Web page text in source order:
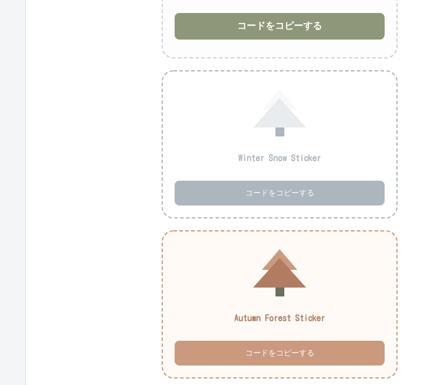
コードをコピーする
Winter Snow Sticker
コードをコピーする
Autumn Forest Sticker
コードをコピーする